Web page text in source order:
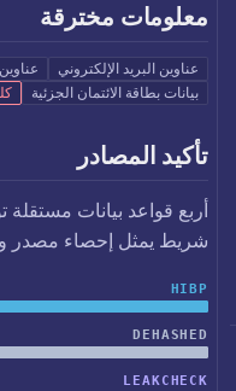
معلومات مخترقة
عناوين البريد الإلكتروني عناوين IP
بيانات بطاقة الائتمان الجزئية
تأكيد المصادر
أربع قواعد بيانات مستقلة
شريط يمثل إحصاء مصدر
HIBP
DEHASHED
LEAKCHECK